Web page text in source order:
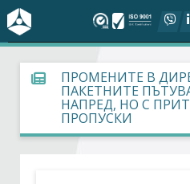
За БСК
На фокус
Актуално
ПРОМЕНИТЕ В
ПАКЕТНИТЕ
НАПРЕД, НО С
ПРОПУСКИ